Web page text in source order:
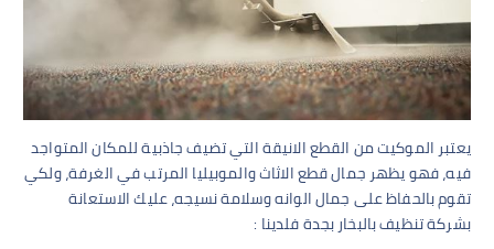
يعتبر الموكيت من القطع الانيقة التي تضيف جاذبية للمكان المتواجد
فيه، فهو يظهر جمال قطع الاثاث والموبيليا المرتب في الغرفة، ولكي
تقوم بالحفاظ على جمال الوانه وسلامة نسيجه، عليك الاستعانة
بشركة تنظيف بالبخار بجدة فلدينا :